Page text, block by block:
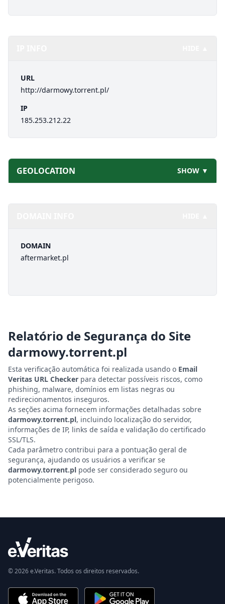
URL
http://darmowy.torrent.pl/
IP
185.253.212.22
GEOLOCATION SHOW ▼
DOMAIN
aftermarket.pl
Relatório de Segurança do Site
darmowy.torrent.pl
Esta verificação automática foi realizada usando o Email
Veritas URL Checker para detectar possíveis riscos, como
phishing, malware, domínios em listas negras ou
redirecionamentos inseguros.
As seções acima fornecem informações detalhadas sobre
darmowy.torrent.pl, incluindo localização do servidor,
informações de IP, links de saída e validação do certificado
SSL/TLS.
Cada parâmetro contribui para a pontuação geral de
segurança, ajudando os usuários a verificar se
darmowy.torrent.pl pode ser considerado seguro ou
potencialmente perigoso.
© 2026 e.Veritas. Todos os direitos reservados.